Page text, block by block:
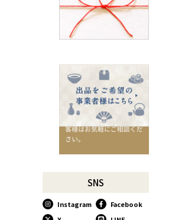
千切りピーラーで仕込んでみ
星座マグでくつろぎのひとと
コーヒーミルで格別な1杯を
味わう
行平鍋があればたいていのこ
とは大丈夫。
馬毛歯ブラシがオススメな理
お祝い事に欠かせない「ミニ
使い込んで育てる道具、卵焼
き鍋
SNS
Instagram
Facebook